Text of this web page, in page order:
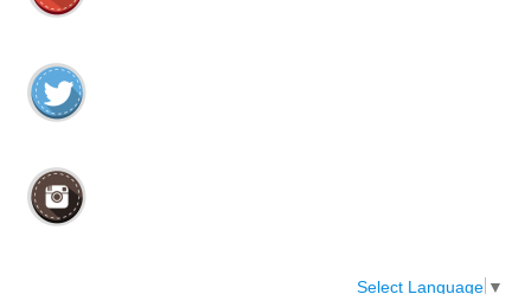
Select Language ▼